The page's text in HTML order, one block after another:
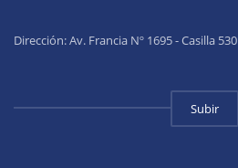
Dirección: Av. Francia Nº 1695 - Casilla 530
Subir